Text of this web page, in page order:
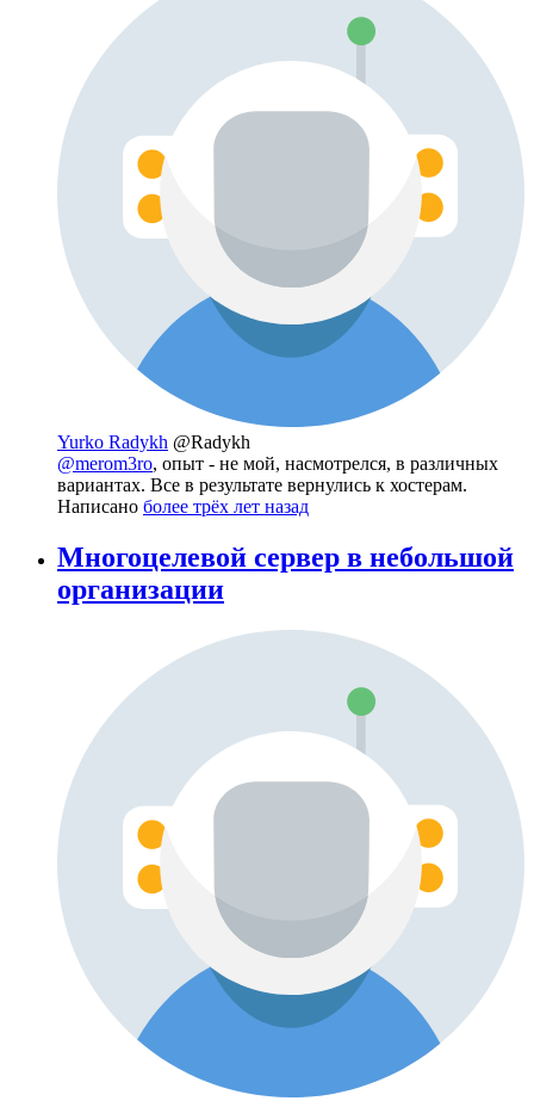
Yurko Radykh @Radykh
@merom3ro, опыт - не мой, насмотрелся, в различных
вариантах. Все в результате вернулись к хостерам.
Написано более трёх лет назад
Многоцелевой сервер в небольшой
организации